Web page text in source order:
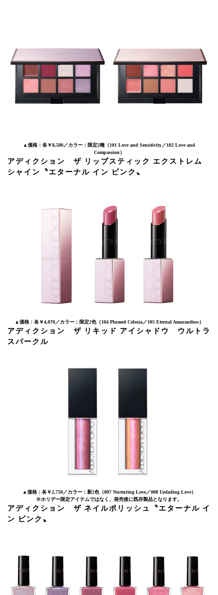
▲価格：各￥8,580／カラー：限定2種（101 Love and Sensitivity／102 Love and
Compassion）
アディクション ザ リップスティック エクストレム
シャイン〝エターナル イン ピンク〟
▲価格：各￥4,070／カラー：限定2色（104 Plumed Celosia／105 Eternal Amaranthus）
アディクション ザ リキッド アイシャドウ ウルトラ
スパークル
▲価格：各￥2,750／カラー：新2色（007 Nurturing Love／008 Unfading Love）
※ホリデー限定アイテムではなく、発売後に既存製品となります。
アディクション ザ ネイルポリッシュ〝エターナル イ
ン ピンク〟